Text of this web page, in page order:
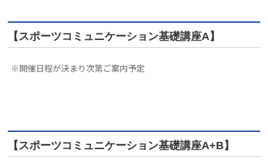
【スポーツコミュニケーション基礎講座A】
※開催日程が決まり次第ご案内予定
【スポーツコミュニケーション基礎講座A+B】